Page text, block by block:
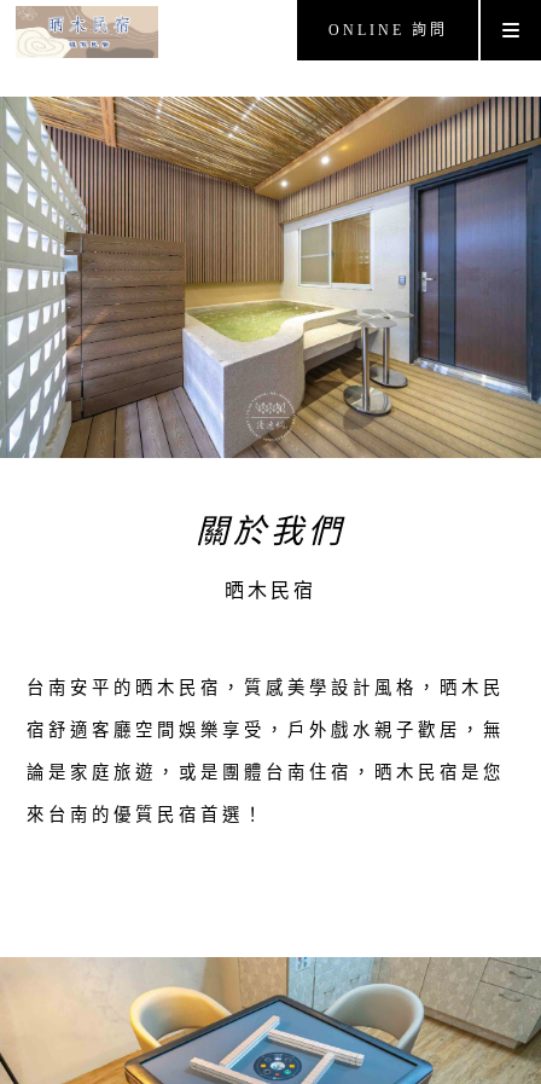
ONLINE 詢問
關於我們
晒木民宿
台南安平的晒木民宿，質感美學設計風格，晒木民
宿舒適客廳空間娛樂享受，戶外戲水親子歡居，無
論是家庭旅遊，或是團體台南住宿，晒木民宿是您
來台南的優質民宿首選！